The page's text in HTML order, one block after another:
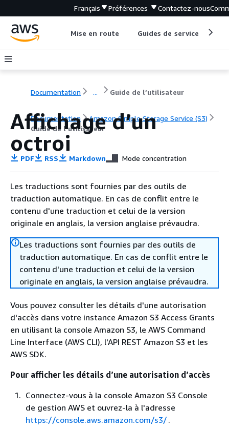
Français Préférences Contactez-nous
Mise en route Guides de service
Documentation ... Guide de l’utilisateur
Documentation
Amazon Simple Storage Service (S3)
Guide de l’utilisateur
Affichage d’un
octroi
PDF RSS Markdown Mode concentration
Les traductions sont fournies par des outils de
traduction automatique. En cas de conflit entre le
contenu d'une traduction et celui de la version
originale en anglais, la version anglaise prévaudra.
Les traductions sont fournies par des outils de
traduction automatique. En cas de conflit entre le
contenu d'une traduction et celui de la version
originale en anglais, la version anglaise prévaudra.
Vous pouvez consulter les détails d'une autorisation
d'accès dans votre instance Amazon S3 Access Grants
en utilisant la console Amazon S3, le AWS Command
Line Interface (AWS CLI), l'API REST Amazon S3 et les
AWS SDK.
Pour afficher les détails d’une autorisation d’accès
Connectez-vous à la console Amazon S3 Console
de gestion AWS et ouvrez-la à l'adresse
https://console.aws.amazon.com/s3/.